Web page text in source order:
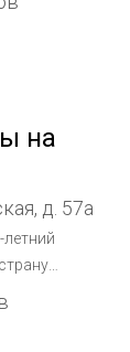
на
д. 57а
Он был
хирургии,